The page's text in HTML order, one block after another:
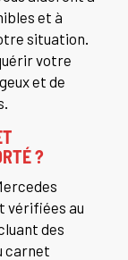
et à
situation.
votre
et de
?
vérifiées au
des
carnet